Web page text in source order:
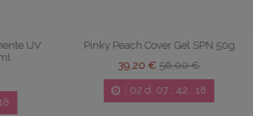
UV
€
42
916 Smalto semipermanente UV
10,15 €14,50 €
02d. 07:42: